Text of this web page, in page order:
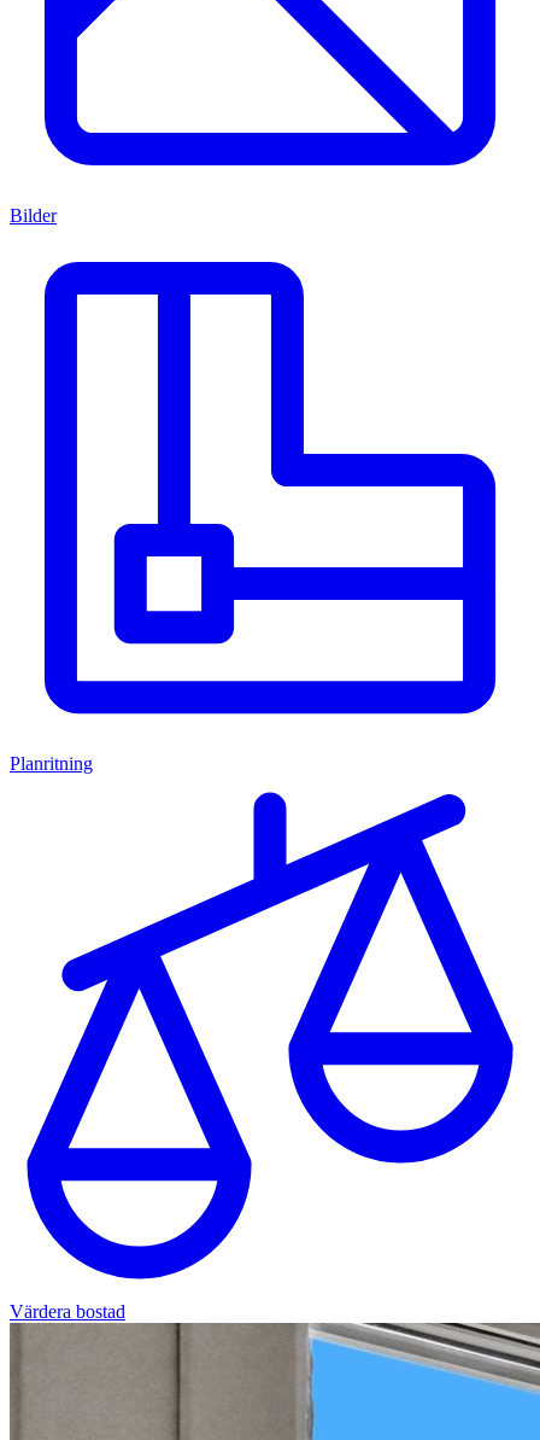
Bilder
Planritning
Värdera bostad